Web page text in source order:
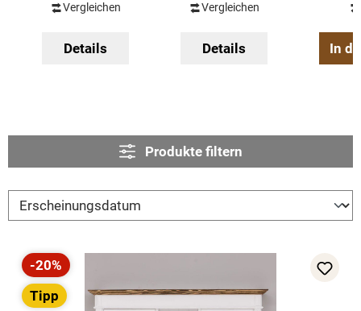
Vergleichen
Details
Vergleichen
Details In
Produkte filtern
Rabatt
-20%
Tipp